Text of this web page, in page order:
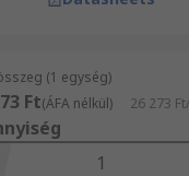
(1 egység)
Ft(ÁFA nélkül) 26 273